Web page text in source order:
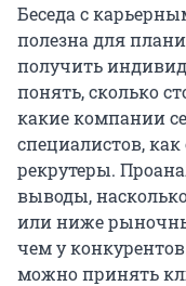
Беседа с
полезна для
получить
понять, сколько
какие компании
специалистов,
рекрутеры.
выводы,
или ниже
чем у
можно принять